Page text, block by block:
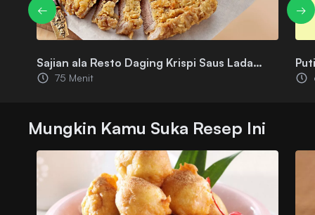
←
Sajian ala Resto Daging Krispi Saus Lada
Hitam75 Menit
→
Mungkin Kamu Suka Resep Ini